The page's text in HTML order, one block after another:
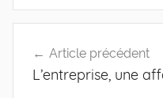
de
Article précédent
L’entreprise, une